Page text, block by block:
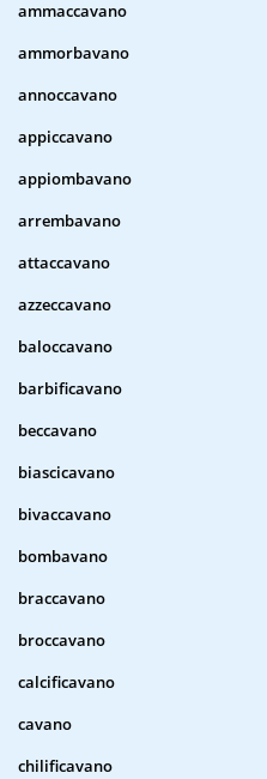
ammaccavano
ammorbavano
annoccavano
appiccavano
appiombavano
arrembavano
attaccavano
azzeccavano
baloccavano
barbificavano
beccavano
biascicavano
bivaccavano
bombavano
braccavano
broccavano
calcificavano
cavano
chilificavano